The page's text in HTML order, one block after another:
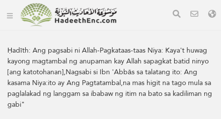
Ḥadīth:Ang pagsabi ni Allah-Pagkataas-taas Niya: Kaya't huwag
kayong magtambal ng anupaman kay Allah sapagkat batid ninyo
[ang katotohanan],Nagsabi si Ibn 'Abbās sa talatang ito: Ang
kasama Niya:ito ay Ang Pagtatambal,na mas higit na tago mula sa
paglalakad ng langgam sa ibabaw ng itim na bato sa kadiliman ng
gabi"